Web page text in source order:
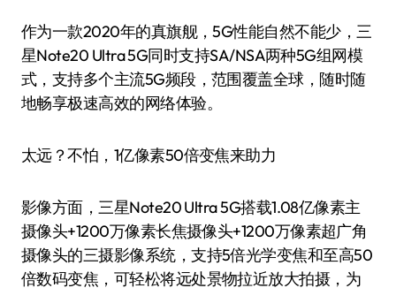
作为一款2020年的真旗舰，5G性能自然不能少，三
星Note20 Ultra 5G同时支持SA/NSA两种5G组网模
式，支持多个主流5G频段，范围覆盖全球，随时随
地畅享极速高效的网络体验。
太远？不怕，1亿像素50倍变焦来助力
影像方面，三星Note20 Ultra 5G搭载1.08亿像素主
摄像头+1200万像素长焦摄像头+1200万像素超广角
摄像头的三摄影像系统，支持5倍光学变焦和至高50
倍数码变焦，可轻松将远处景物拉近放大拍摄，为